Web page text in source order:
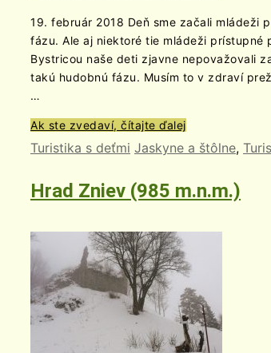
19. február 2018 Deň sme začali mládeži
fázu. Ale aj niektoré tie mládeži prístupné
Bystricou naše deti zjavne nepovažovali
takú hudobnú fázu. Musím to v zdraví
…
Ak ste zvedaví, čítajte ďalej
Turistika s deťmi Jaskyne a štôlne,
Hrad Zniev (985 m.n.m.)